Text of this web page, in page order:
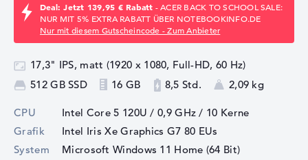
Deal: Jetzt 139,95 € Rabatt - ACER BACK TO SCHOOL SALE:
NUR MIT 5% EXTRA RABATT ÜBER NOTEBOOKINFO.DE
Nur mit diesem Gutscheincode - Zum Anbieter
17,3" IPS, matt (1920 x 1080, Full-HD, 60 Hz)
512 GB SSD
16 GB 8,5 Std. 2,09 kg
CPU Intel Core 5 120U / 0,9 GHz / 10 Kerne
Grafik
Intel Iris Xe Graphics G7 80 EUs
System
Microsoft Windows 11 Home (64 Bit)